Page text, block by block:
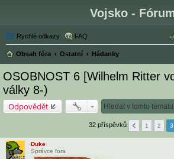
Vojsko -
Rychlé odkazy FAQ
Obsah fóra Ostatní
Hádanky
OSOBNOST 6 [Wilhelm Ritter
války 8-)
Odpovědět
32 příspěvků 1 2 3
Duke
Správce fora